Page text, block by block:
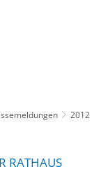
2012
RATHAUS